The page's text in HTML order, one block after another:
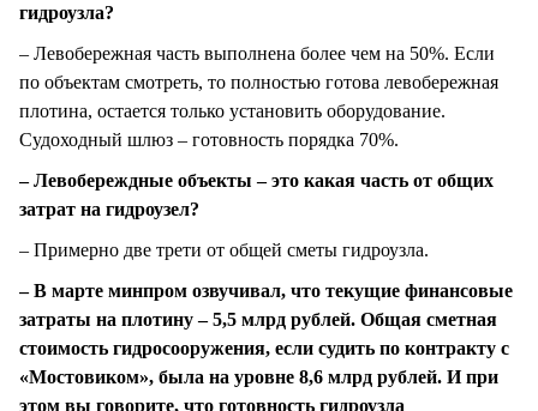
гидроузла?
– Левобережная часть выполнена более чем на 50%. Если
по объектам смотреть, то полностью готова левобережная
плотина, остается только установить оборудование.
Судоходный шлюз – готовность порядка 70%.
– Левобереждные объекты – это какая часть от общих
затрат на гидроузел?
– Примерно две трети от общей сметы гидроузла.
– В марте минпром озвучивал, что текущие финансовые
затраты на плотину – 5,5 млрд рублей. Общая сметная
стоимость гидросооружения, если судить по контракту с
«Мостовиком», была на уровне 8,6 млрд рублей. И при
этом вы говорите, что готовность гидроузла